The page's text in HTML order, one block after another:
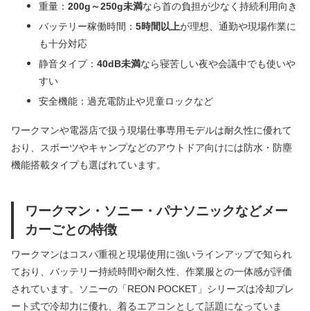
重量： 200g～250g未満なら首の負担が少なく持続利用向き
バッテリー稼働時間： 5時間以上が理想、通勤や現場作業に
も十分対応
静音タイプ： 40dB未満なら寝苦しい夜や会議中でも使いや
すい
安全機能：過充電防止や児童ロックなど
ワークマンや電器店で扱う現場仕事専用モデルは耐久性に優れて
おり、スポーツやキャンプなどのアウトドア向けには防水・防塵
機能搭載タイプも選ばれています。
ワークマン・ソニー・パナソニックなどメー
カーごとの特徴
ワークマンはコスパ重視と現場使用に強いラインアップで知られ
ており、バッテリー持続時間や耐久性、作業服との一体感が評価
されています。ソニーの「REON POCKET」シリーズは冷却プレ
ート式で冷却力に優れ、着るエアコンとして話題になっていま